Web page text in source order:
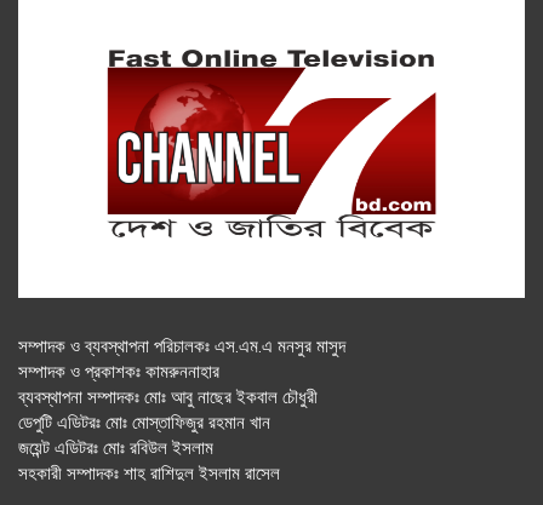
সম্পাদক ও ব্যবস্থাপনা পরিচালকঃ এস.এম.এ মনসুর মাসুদ
সম্পাদক ও প্রকাশকঃ কামরুননাহার
ব্যবস্থাপনা সম্পাদকঃ মোঃ আবু নাছের ইকবাল চৌধুরী
ডেপুটি এডিটরঃ মোঃ মোস্তাফিজুর রহমান খান
জয়েন্ট এডিটরঃ মোঃ রবিউল ইসলাম
সহকারী সম্পাদকঃ শাহ রাশিদুল ইসলাম রাসেল